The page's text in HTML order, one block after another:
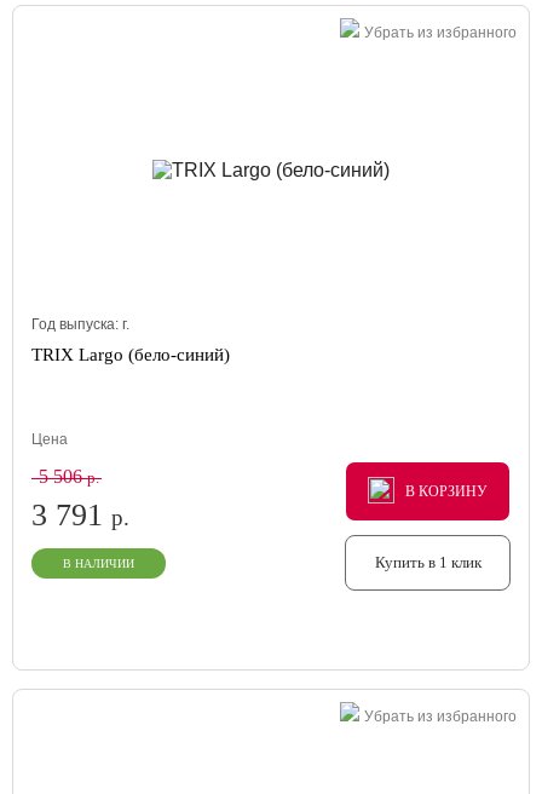
Убрать из избранного
Год выпуска: г.
TRIX Largo (бело-синий)
Цена
5 506р.
3 791 р.
В НАЛИЧИИ
В КОРЗИНУ
В КОРЗИНУ
В КОРЗИНУ
Купить в 1 клик
Убрать из избранного